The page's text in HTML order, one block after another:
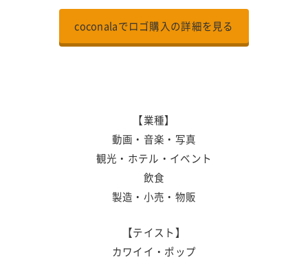
coconalaでロゴ購入の詳細を見る
【業種】
動画・音楽・写真
観光・ホテル・イベント
飲食
製造・小売・物販
【テイスト】
カワイイ・ポップ